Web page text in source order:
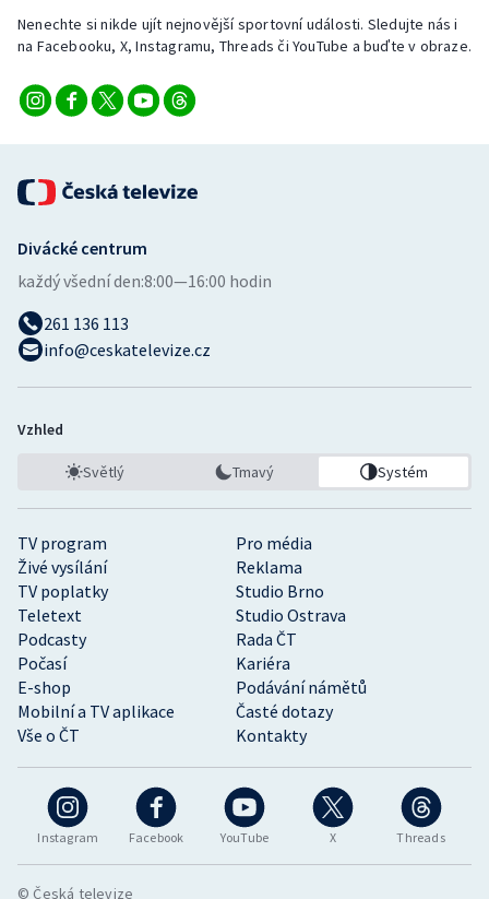
Veslování
Vodní slalom
Volejbal
Ostatní
Nenechte si nikde ujít nejnovější sportovní události. Sledujte nás i
na Facebooku, X, Instagramu, Threads či YouTube a buďte v obraze.
Instagram Facebook YouTube X Threads
TV program
Pro média
Živé vysílání
Reklama
TV poplatky
Studio Brno
Teletext
Studio Ostrava
Podcasty
Rada ČT
Počasí
Kariéra
E-shop
Podávání námětů
Mobilní a TV aplikace
Časté dotazy
Vše o ČT
Kontakty
Divácké centrum
každý všední den:8:00—16:00 hodin
261 136 113
info@ceskatelevize.cz
Vzhled
Světlý Tmavý Systém
© Česká televize